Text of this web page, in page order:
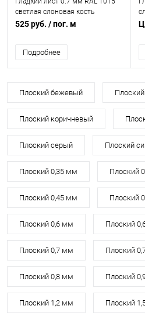
светлая слоновая кость
525 руб. / пог. м
Подробнее
Плоский бежевый
Плоский коричневый
Плоский серый Плоский
Плоский 0,35 мм Плоский
Плоский 0,45 мм Плоский
Плоский 0,6 мм Плоский
Плоский 0,7 мм Плоский
Плоский 0,8 мм Плоский
Плоский 1,2 мм Плоский